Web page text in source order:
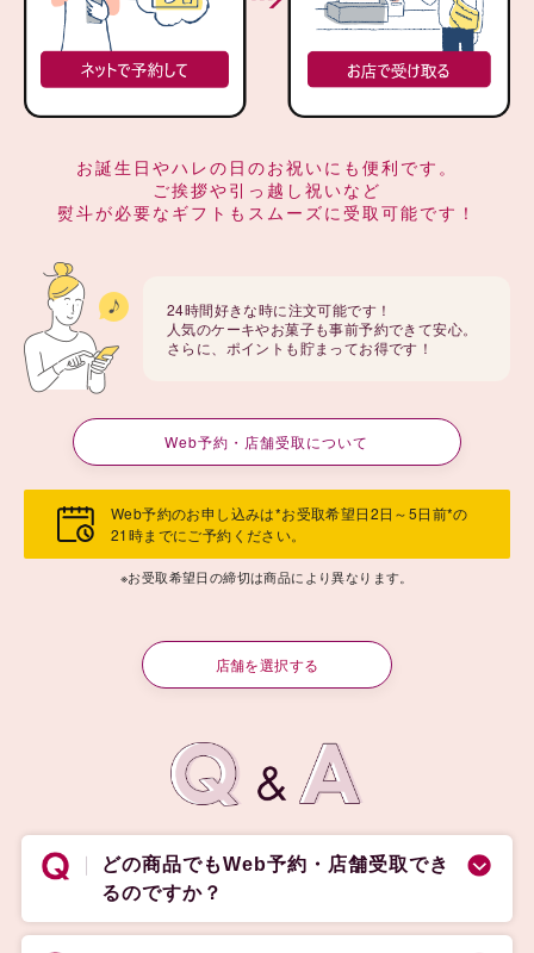
お誕生日やハレの日のお祝いにも便利です。
ご挨拶や引っ越し祝いなど
熨斗が必要なギフトもスムーズに受取可能です！
24時間好きな時に注文可能です！
人気のケーキやお菓子も事前予約できて安心。
さらに、ポイントも貯まってお得です！
Web予約・店舗受取について
Web予約のお申し込みは*お受取希望日2日～5日前*の
21時までにご予約ください。
※お受取希望日の締切は商品により異なります。
店舗を選択する
どの商品でもWeb予約・店舗受取でき
るのですか？